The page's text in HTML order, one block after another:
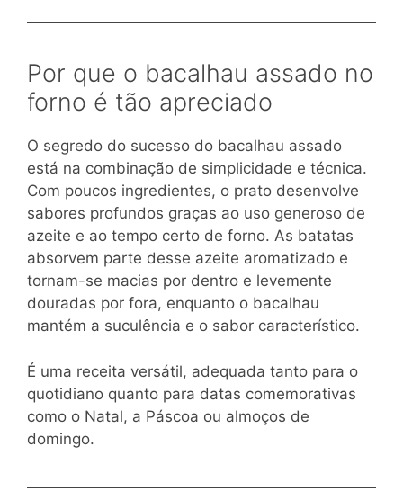
Por que o bacalhau assado no
forno é tão apreciado
O segredo do sucesso do bacalhau assado
está na combinação de simplicidade e técnica.
Com poucos ingredientes, o prato desenvolve
sabores profundos graças ao uso generoso de
azeite e ao tempo certo de forno. As batatas
absorvem parte desse azeite aromatizado e
tornam-se macias por dentro e levemente
douradas por fora, enquanto o bacalhau
mantém a suculência e o sabor característico.
É uma receita versátil, adequada tanto para o
quotidiano quanto para datas comemorativas
como o Natal, a Páscoa ou almoços de
domingo.